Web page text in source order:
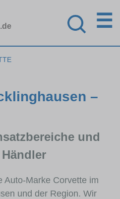
.de ☰
–
und
Auto-Marke Corvette im
und der Region. Wir